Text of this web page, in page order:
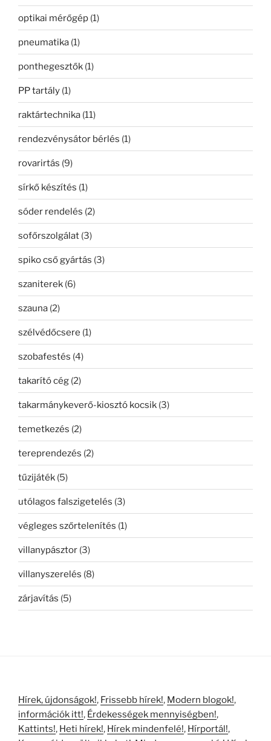
optikai mérőgép (1)
pneumatika (1)
ponthegesztők (1)
PP tartály (1)
raktártechnika (11)
rendezvénysátor bérlés (1)
rovarirtás (9)
sírkő készítés (1)
sóder rendelés (2)
sofőrszolgálat (3)
spiko cső gyártás (3)
szaniterek (6)
szauna (2)
szélvédőcsere (1)
szobafestés (4)
takarító cég (2)
takarmánykeverő-kiosztó kocsik (3)
temetkezés (2)
tereprendezés (2)
tűzijáték (5)
utólagos falszigetelés (3)
végleges szőrtelenítés (1)
villanypásztor (3)
villanyszerelés (8)
zárjavítás (5)
Hírek, újdonságok!, Frissebb hírek!, Modern blogok!,
információk itt!, Érdekességek mennyiségben!,
Kattints!, Heti hírek!, Hírek mindenfelé!, Hírportál!,